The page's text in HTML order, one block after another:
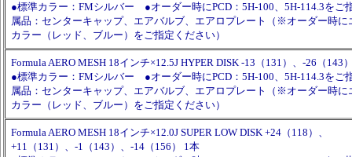
●標準カラー：FMシルバー ●オーダー時にPCD：5H-100、5H-114.3を
属品：センターキャップ、エアバルブ、エアロプレート（※オーダー時に
カラー（レッド、ブルー）をご指定ください）
Formula AERO MESH 18インチ×12.5J HYPER DISK -13（131）、-26（143
●標準カラー：FMシルバー ●オーダー時にPCD：5H-100、5H-114.3を
属品：センターキャップ、エアバルブ、エアロプレート（※オーダー時に
カラー（レッド、ブルー）をご指定ください）
Formula AERO MESH 18インチ×12.0J SUPER LOW DISK +24（118）、
+11（131）、-1（143）、-14（156） 1本